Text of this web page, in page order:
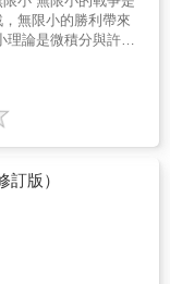
無限小的勝利帶來
到
皇家學會，從伽利
學家、數學家、哲
年八月
人，受召在一棟堂
裁定一個令人誤以
線是由獨立但無限
神父們大筆一揮，
永遠不能教授這個
訂版）